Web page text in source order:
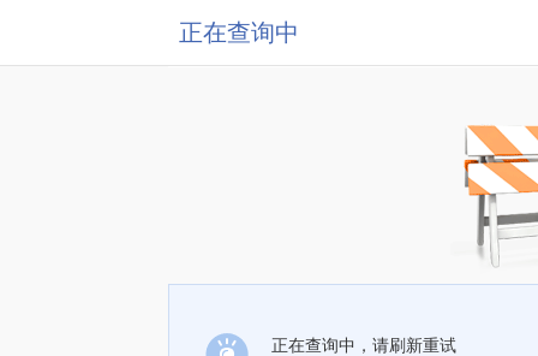
正在查询中
正在查询中，请刷新重试